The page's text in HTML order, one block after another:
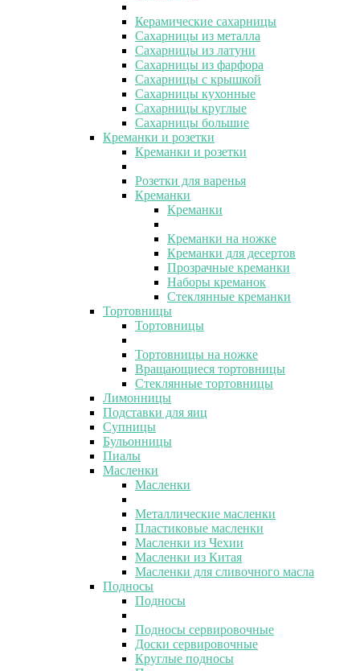
Керамические сахарницы
Сахарницы из металла
Сахарницы из латуни
Сахарницы из фарфора
Сахарницы с крышкой
Сахарницы кухонные
Сахарницы круглые
Сахарницы большие
Креманки и розетки
Креманки и розетки
Розетки для варенья
Креманки
Креманки
Креманки на ножке
Креманки для десертов
Прозрачные креманки
Наборы креманок
Стеклянные креманки
Тортовницы
Тортовницы
Тортовницы на ножке
Вращающиеся тортовницы
Стеклянные тортовницы
Лимонницы
Подставки для яиц
Супницы
Бульонницы
Пиалы
Масленки
Масленки
Металлические масленки
Пластиковые масленки
Масленки из Чехии
Масленки из Китая
Масленки для сливочного масла
Подносы
Подносы
Подносы сервировочные
Доски сервировочные
Круглые подносы